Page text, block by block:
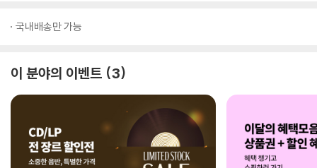
국내배송만 가능
이 분야의 이벤트 3